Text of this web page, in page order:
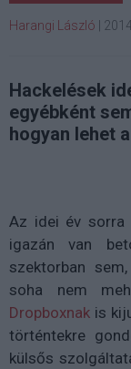
Harangi László
Hackelések
egyébként
hogyan lehet
Az idei év sorra
igazán van
szektorban sem,
soha nem
Dropboxnak is
történtekre
külsős